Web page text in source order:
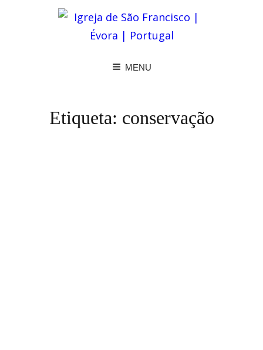
MENU
Etiqueta: conservação